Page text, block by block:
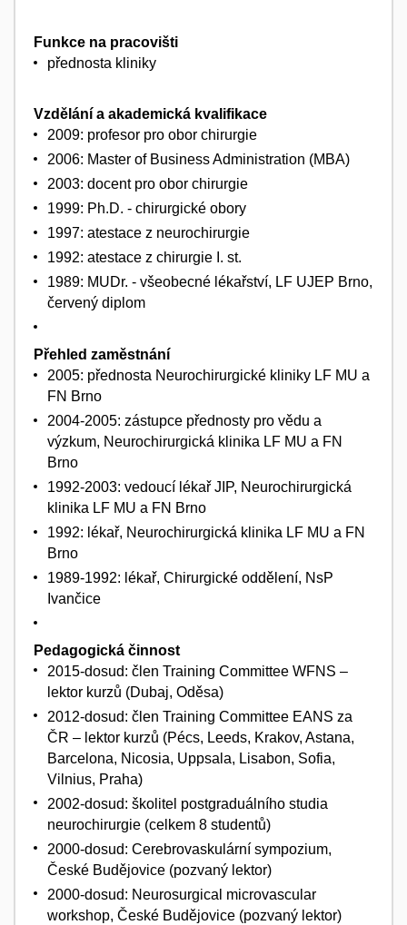
Funkce na pracovišti
přednosta kliniky
Vzdělání a akademická kvalifikace
2009: profesor pro obor chirurgie
2006: Master of Business Administration (MBA)
2003: docent pro obor chirurgie
1999: Ph.D. - chirurgické obory
1997: atestace z neurochirurgie
1992: atestace z chirurgie I. st.
1989: MUDr. - všeobecné lékařství, LF UJEP Brno,
červený diplom
Přehled zaměstnání
2005: přednosta Neurochirurgické kliniky LF MU a
FN Brno
2004-2005: zástupce přednosty pro vědu a
výzkum, Neurochirurgická klinika LF MU a FN
Brno
1992-2003: vedoucí lékař JIP, Neurochirurgická
klinika LF MU a FN Brno
1992: lékař, Neurochirurgická klinika LF MU a FN
Brno
1989-1992: lékař, Chirurgické oddělení, NsP
Ivančice
Pedagogická činnost
2015-dosud: člen Training Committee WFNS –
lektor kurzů (Dubaj, Oděsa)
2012-dosud: člen Training Committee EANS za
ČR – lektor kurzů (Pécs, Leeds, Krakov, Astana,
Barcelona, Nicosia, Uppsala, Lisabon, Sofia,
Vilnius, Praha)
2002-dosud: školitel postgraduálního studia
neurochirurgie (celkem 8 studentů)
2000-dosud: Cerebrovaskulární sympozium,
České Budějovice (pozvaný lektor)
2000-dosud: Neurosurgical microvascular
workshop, České Budějovice (pozvaný lektor)